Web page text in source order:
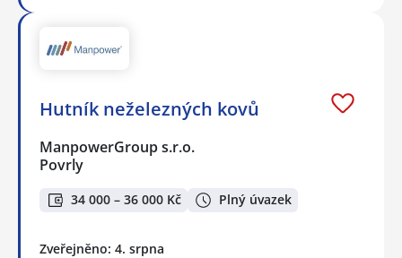
Hutník neželezných kovů
ManpowerGroup s.r.o.
Povrly
34 000 – 36 000 Kč Plný úvazek
Zveřejněno: 4. srpna